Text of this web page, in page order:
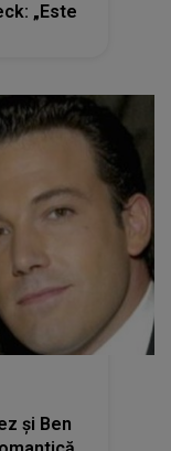
„Este
și Ben